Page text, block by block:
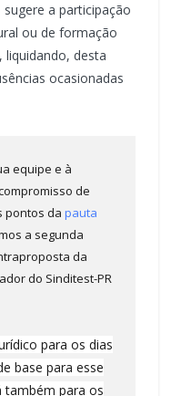
a participação
ou de formação
desta
ocasionadas
equipe e à
de
pontos da pauta
a segunda
da
do Sinditest-PR
para os dias
base para esse
também para os